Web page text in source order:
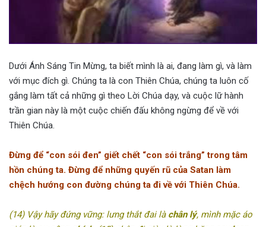
Dưới Ánh Sáng Tin Mừng, ta biết mình là ai, đang làm gì, và làm
với mục đích gì. Chúng ta là con Thiên Chúa, chúng ta luôn cố
gắng làm tất cả những gì theo Lời Chúa dạy, và cuộc lữ hành
trần gian này là một cuộc chiến đấu không ngừng để về với
Thiên Chúa.
Đừng để “con sói đen” giết chết “con sói trắng” trong tâm
hồn chúng ta. Đừng để những quyến rũ của Satan làm
chệch hướng con đường chúng ta đi về với Thiên Chúa.
(14) Vậy hãy đứng vững: lưng thắt đai là chân lý, mình mặc áo